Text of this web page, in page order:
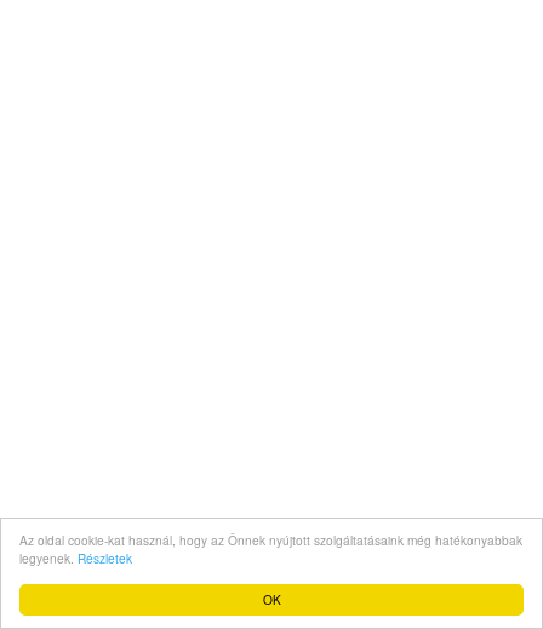
OK
Az oldal cookie-kat használ, hogy az Önnek nyújtott szolgáltatásaink még hatékonyabbak
legyenek. Részletek